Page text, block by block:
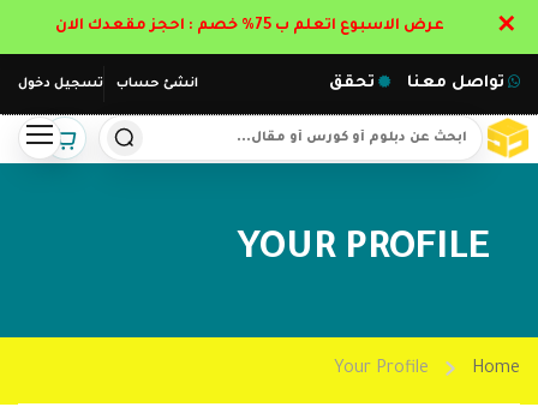
انشئ حساب تسجيل دخول تواصل معنا تحقق
YOUR PROFILE
Home
Your Profile
عرض الاسبوع اتعلم ب 75% خصم : احجز مقعدك الان ✕